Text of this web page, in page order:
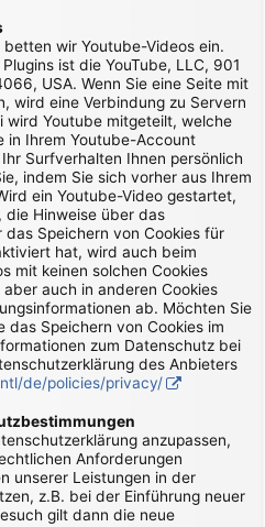
wir Youtube-Videos ein.
ist die YouTube, LLC, 901
USA. Wenn Sie eine Seite mit
wird eine Verbindung zu Servern
wird Youtube mitgeteilt, welche
in Ihrem Youtube-Account
Surfverhalten Ihnen persönlich
indem Sie sich vorher aus Ihrem
ein Youtube-Video gestartet,
die Hinweise über das
das Speichern von Cookies für
hat, wird auch beim
mit keinen solchen Cookies
auch in anderen Cookies
ab. Möchten Sie
das Speichern von Cookies im
zum Datenschutz bei
des Anbieters
de/policies/privacy/
anzupassen,
Anforderungen
unserer Leistungen in der
z.B. bei der Einführung neuer
gilt dann die neue